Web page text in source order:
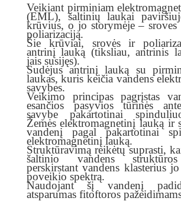
Veikiant pirminiam
(EML), šaltinių laukai
krūvius, o jo storymėje – sroves
poliarizaciją.
Šie krūviai, srovės ir
antrinį lauką (tiksliau, antrinis
jais susijęs).
Sudėjus antrinį lauką su
laukas, kuris keičia vandens
savybes.
Veikimo principas pagrįstas
esančios pasyvios tūrinės
savybe pakartotinai
Žemės elektromagnetinį lauką ir
vandenį pagal pakartotinai
elektromagnetinį lauką.
Struktūravimą reikėtų suprasti,
šaltinio vandens
perskirstant vandens klasterius
poveikio spektrą.
Naudojant šį vandenį
atsparumas fitoftoros